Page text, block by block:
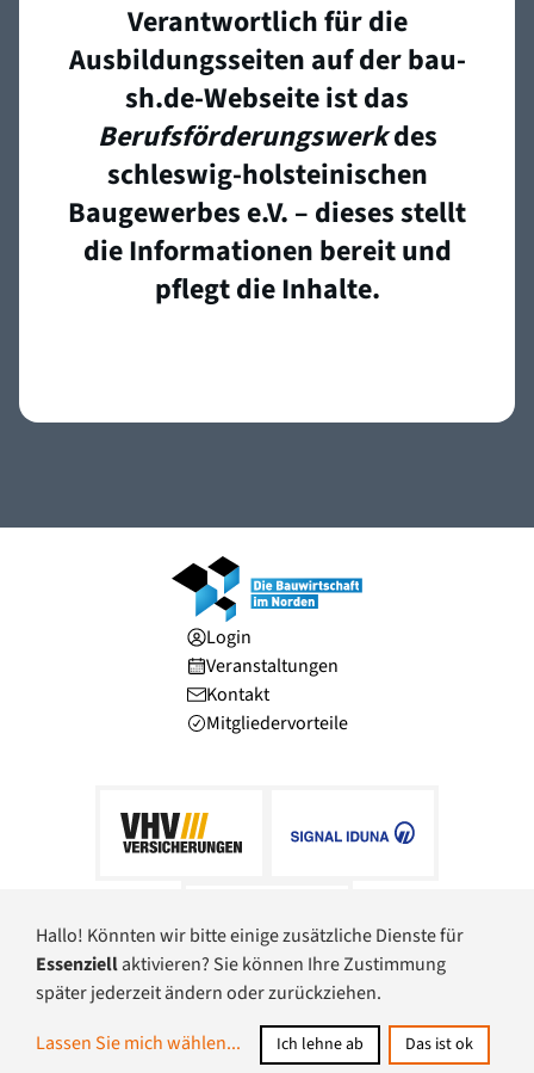
Verantwortlich für die
Ausbildungsseiten auf der bau-
sh.de-Webseite ist das
Berufsförderungswerkdes
schleswig-holsteinischen
Baugewerbes e.V. – dieses stellt
die Informationen bereit und
pflegt die Inhalte.
Login
Veranstaltungen
Kontakt
Mitgliedervorteile
© Baugewerbeverband Schleswig-Holstein
Barrierefreiheit
Hallo! Könnten wir bitte einige zusätzliche Dienste für
Essenziellaktivieren? Sie können Ihre Zustimmung
später jederzeit ändern oder zurückziehen.
Lassen Sie mich wählen... Ich lehne ab Das ist ok